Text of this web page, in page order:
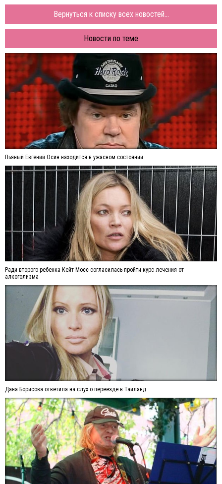
Вернуться к списку всех новостей...
Новости по теме
Пьяный Евгений Осин находится в ужасном состоянии
Ради второго ребенка Кейт Мосс согласилась пройти курс лечения от
алкоголизма
Дана Борисова ответила на слух о переезде в Таиланд